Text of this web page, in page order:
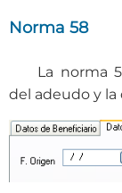
Norma 58
La norma
del adeudo y